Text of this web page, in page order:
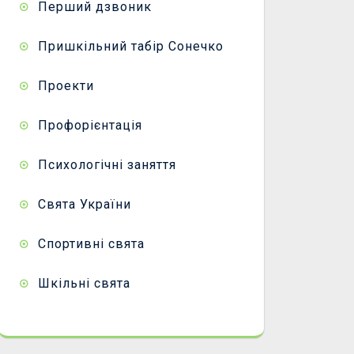
Перший дзвоник
Пришкільний табір Сонечко
Проекти
Профорієнтація
Психологічні заняття
Свята України
Спортивні свята
Шкільні свята